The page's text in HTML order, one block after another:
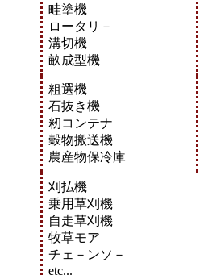
畦塗機
ロータリ－
溝切機
畝成型機
粗選機
石抜き機
籾コンテナ
穀物搬送機
農産物保冷庫
刈払機
乗用草刈機
自走草刈機
牧草モア
チェ－ンソ－
etc...